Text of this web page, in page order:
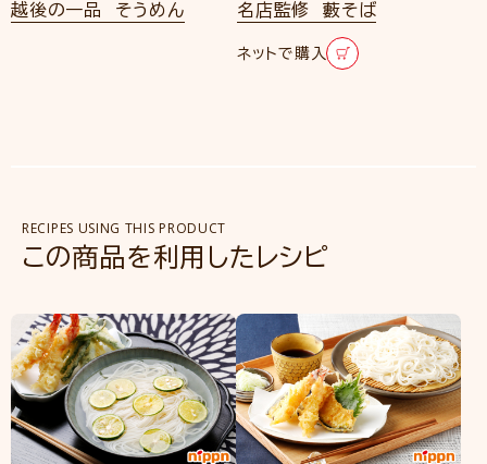
越後の一品 そうめん 名店監修 藪そば
ネットで購入
RECIPES USING THIS PRODUCT
この商品を利用したレシピ